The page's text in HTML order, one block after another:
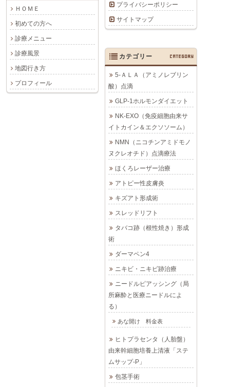
ＨＯＭＥ
初めての方へ
診療メニュー
診療風景
地図行き方
プロフィール
プライバシーポリシー
サイトマップ
カテゴリー CATEGORY
5-ＡＬＡ（アミノレブリン
酸）点滴
GLP-1ホルモンダイエット
NK-EXO（免疫細胞由来サ
イトカイン＆エクソソーム）
NMN（ニコチンアミドモノ
ヌクレオチド）点滴療法
ほくろレーザー治療
アトピー性皮膚炎
キズアト形成術
スレッドリフト
タバコ跡（根性焼き）形成
術
ダーマペン4
ニキビ・ニキビ跡治療
ニードルピアッシング（局
所麻酔と医療ニードルによ
る）
あな開け 料金表
ヒトプラセンタ（人胎盤）
由来幹細胞培養上清液「ステ
ムサップ-P」
包茎手術